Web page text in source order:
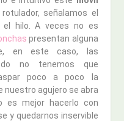
señalamos el
hilo. A veces no es
presentan alguna
en este caso, las
no tenemos que
poco a poco la
nuestro agujero se abra
es mejor hacerlo con
y quedarnos inservible